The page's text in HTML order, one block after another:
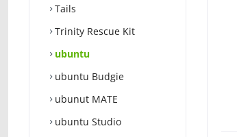
Tails
Trinity Rescue Kit
ubuntu
ubuntu Budgie
ubunut MATE
ubuntu Studio